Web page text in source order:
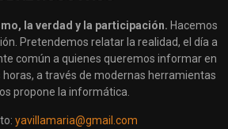
la verdad y la participación. Hacemos
Pretendemos relatar la realidad, el día a
común a quienes queremos informar en
a través de modernas herramientas
propone la informática.
yavillamaria@gmail.com